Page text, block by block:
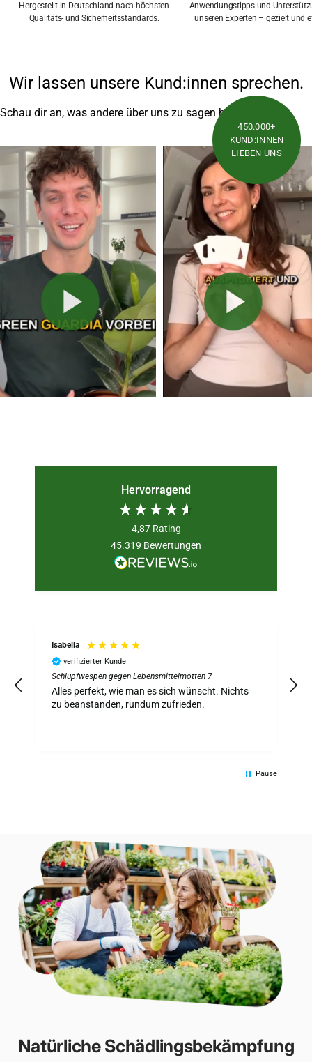
Hergestellt in Deutschland nach höchsten
Qualitäts- und Sicherheitsstandards.
Anwendungstipps und
unseren Experten – gezielt und
Wir lassen unsere Kund:innen sprechen.
Schau dir an, was andere über uns zu sagen haben
450.000+
KUND:INNEN
LIEBEN UNS
Hervorragend
4,87 Rating
45.319 Bewertungen
Isabella
verifizierter Kunde
Schlupfwespen gegen Lebensmittelmotten 7
Alles perfekt, wie man es sich wünscht. Nichts
zu beanstanden, rundum zufrieden.
Pause
Natürliche Schädlingsbekämpfung